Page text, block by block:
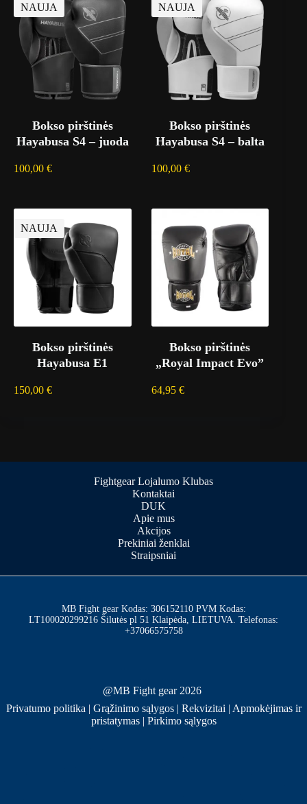
NAUJA
Bokso pirštinės
Hayabusa S4 – juoda
100,00 €
NAUJA
Bokso pirštinės
Hayabusa S4 – balta
100,00 €
NAUJA
Bokso pirštinės
Hayabusa E1
150,00 €
Bokso pirštinės
„Royal Impact Evo”
64,95 €
Fightgear Lojalumo Klubas
Kontaktai
DUK
Apie mus
Akcijos
Prekiniai ženklai
Straipsniai
MB Fight gear Kodas: 306152110 PVM Kodas:
LT100020299216 Šilutės pl 51 Klaipėda, LIETUVA. Telefonas:
+37066575758
@MB Fight gear 2026
Privatumo politika | Grąžinimo sąlygos | Rekvizitai | Apmokėjimas ir
pristatymas| Pirkimo sąlygos